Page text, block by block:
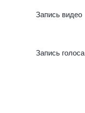
Запись видео
Запись голоса